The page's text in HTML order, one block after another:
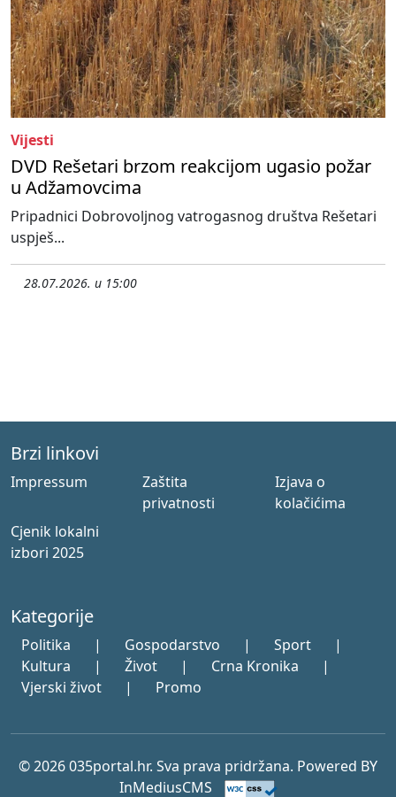
Vijesti
DVD Rešetari brzom reakcijom ugasio požar
u Adžamovcima
Pripadnici Dobrovoljnog vatrogasnog društva Rešetari
uspješ...
28.07.2026. u 15:00
Brzi linkovi
Impressum
Zaštita
privatnosti
Izjava o
kolačićima
Cjenik lokalni
izbori 2025
Kategorije
Politika | Gospodarstvo | Sport
|
Kultura
| Život | Crna Kronika
|
Vjerski život
| Promo
© 2026 035portal.hr. Sva prava pridržana. Powered BY
InMediusCMS